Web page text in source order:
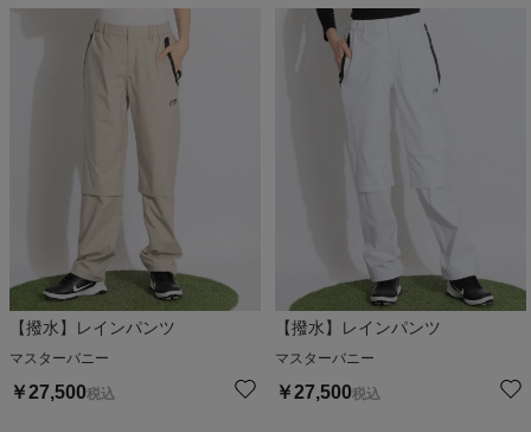
【撥水】レインパンツ
マスターバニー
￥27,500税込
【撥水】レインパンツ
マスターバニー
￥27,500税込